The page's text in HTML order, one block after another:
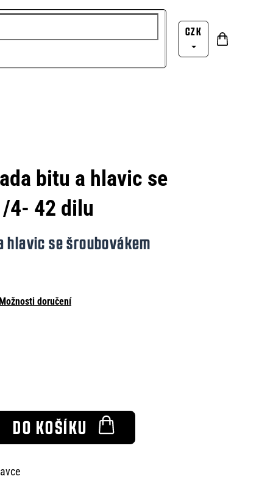
CZK Nákupní
bitu a hlavic se
4- 42 dilu
hlavic se šroubovákem
Možnosti doručení
DO KOŠÍKU